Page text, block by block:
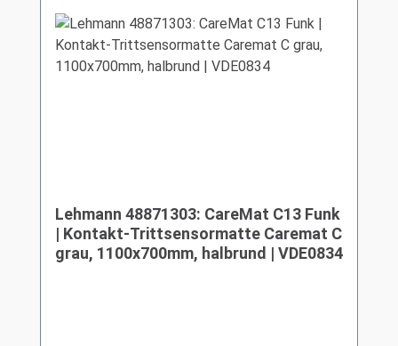
Lehmann 48871303: CareMat C13 Funk
| Kontakt-Trittsensormatte Caremat C
grau, 1100x700mm, halbrund | VDE0834